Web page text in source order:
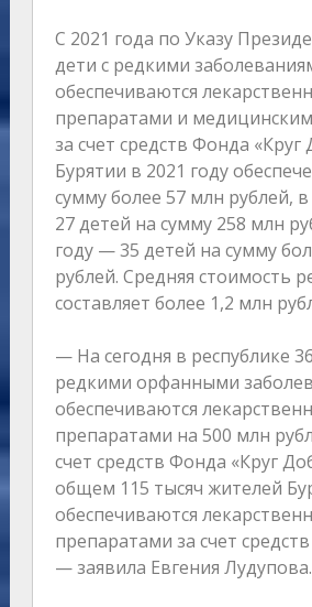
С 2021 года по Указу
дети с редкими
обеспечиваются
препаратами и
за счет средств Фонда «Круг
Бурятии в 2021 году
сумму более 57 млн рублей,
27 детей на сумму 258 млн
году — 35 детей на сумму
рублей. Средняя стоимость
составляет более 1,2 млн
— На сегодня в республике
редкими орфанными
обеспечиваются
препаратами на 500 млн
счет средств Фонда «Круг
общем 115 тысяч жителей
обеспечиваются
препаратами за счет
— заявила Евгения Лудупова.